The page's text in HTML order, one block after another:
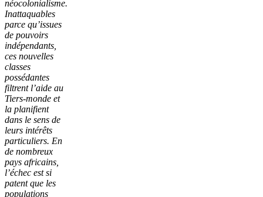
néocolonialisme.
Inattaquables
parce qu’issues
de pouvoirs
indépendants,
ces nouvelles
classes
possédantes
filtrent l’aide au
Tiers-monde et
la planifient
dans le sens de
leurs intérêts
particuliers. En
de nombreux
pays africains,
l’échec est si
patent que les
populations